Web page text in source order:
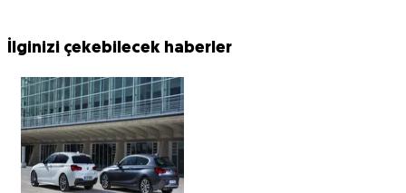
İlginizi çekebilecek haberler